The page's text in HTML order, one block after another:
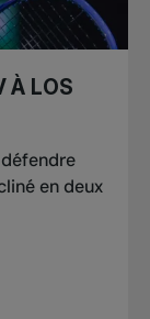
À LOS
en deux